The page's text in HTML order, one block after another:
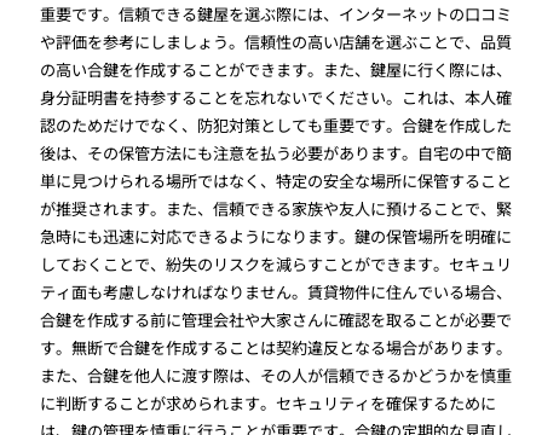
重要です。信頼できる鍵屋を選ぶ際には、インターネットの口コミ
や評価を参考にしましょう。信頼性の高い店舗を選ぶことで、品質
の高い合鍵を作成することができます。また、鍵屋に行く際には、
身分証明書を持参することを忘れないでください。これは、本人確
認のためだけでなく、防犯対策としても重要です。合鍵を作成した
後は、その保管方法にも注意を払う必要があります。自宅の中で簡
単に見つけられる場所ではなく、特定の安全な場所に保管すること
が推奨されます。また、信頼できる家族や友人に預けることで、緊
急時にも迅速に対応できるようになります。鍵の保管場所を明確に
しておくことで、紛失のリスクを減らすことができます。セキュリ
ティ面も考慮しなければなりません。賃貸物件に住んでいる場合、
合鍵を作成する前に管理会社や大家さんに確認を取ることが必要で
す。無断で合鍵を作成することは契約違反となる場合があります。
また、合鍵を他人に渡す際は、その人が信頼できるかどうかを慎重
に判断することが求められます。セキュリティを確保するために